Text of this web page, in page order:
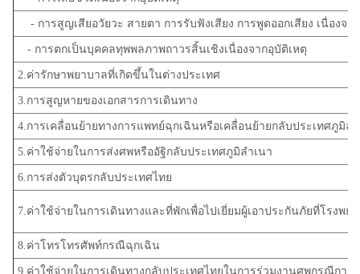
- การสูญเสียอวัยวะ สายตา การรับฟังเสียง การพูดออกเสียง เนื่องจา
- การตกเป็นบุคคลทุพพลภาพถาวรสิ้นเชิงเนื่องจากอุบัติเหตุ
2.ค่ารักษาพยาบาลที่เกิดขึ้นในต่างประเทศ
3.การสูญหายของเอกสารการเดินทาง
4.การเคลื่อนย้ายทางการแพทย์ฉุกเฉินหรือเคลื่อนย้ายกลับประเทศภูมิลำ
5.ค่าใช้จ่ายในการส่งศพหรืออัฐิกลับประเทศภูมิลำเนา
6.การส่งตัวบุตรกลับประเทศไทย
7.ค่าใช้จ่ายในการเดินทางและที่พักเพื่อไปเยี่ยมผู้เอาประกันภัยที่โรงพย
8.ค่าโทรโทรศัพท์กรณีฉุกเฉิน
9.ค่าใช้จ่ายในการเดินทางกลับประเทศไทยในการร่วมงานศพกรณีกา